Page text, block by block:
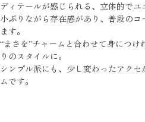
ディテールが感じられる、立体的でユ
小ぶりながら存在感があり、普段の
ます。
“まさを”チャームと合わせて身につ
りのスタイルに。
シンプル派にも、少し変わったアク
ムです。